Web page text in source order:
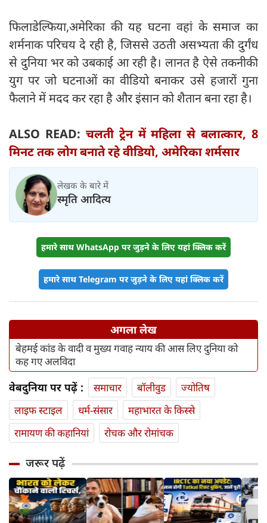
फिलाडेल्फिया,अमेरिका की यह घटना वहां के समाज का
शर्मनाक परिचय दे रही है, जिससे उठती असभ्यता की दुर्गंध
से दुनिया भर को उबकाई आ रही है। लानत है ऐसे तकनीकी
युग पर जो घटनाओं का वीडियो बनाकर उसे हजारों गुना
फैलाने में मदद कर रहा है और इंसान को शैतान बना रहा है।
ALSO READ: चलती ट्रेन में महिला से बलात्कार, 8
मिनट तक लोग बनाते रहे वीडियो, अमेरिका शर्मसार
लेखक के बारे में
स्मृति आदित्य
हमारे साथ WhatsApp पर जुड़ने के लिए यहां क्लिक करें
हमारे साथ Telegram पर जुड़ने के लिए यहां क्लिक करें
अगला लेख
बेहमई कांड के वादी व मुख्य गवाह न्याय की आस लिए दुनिया को
कह गए अलविदा
वेबदुनिया पर पढ़ें : समाचार बॉलीवुड
ज्योतिष
लाइफ स्‍टाइल
धर्म-संसार
महाभारत के किस्से
रामायण की कहानियां
रोचक और रोमांचक
जरूर पढ़ें